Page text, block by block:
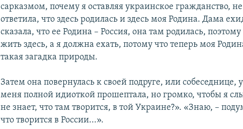
сарказмом, почему я оставляя украинское гражданство,
ответила, что здесь родилась и здесь моя Родина. Дама
сказала, что ее Родина – Россия, она там родилась,
жить здесь, а я должна ехать, потому что теперь моя
такая загадка природы.
Затем она повернулась к своей подруге, или собеседнице,
меня полной идиоткой прошептала, но громко, чтобы я
не знает, что там творится, в той Украине?». «Знаю, –
что творится в России...».